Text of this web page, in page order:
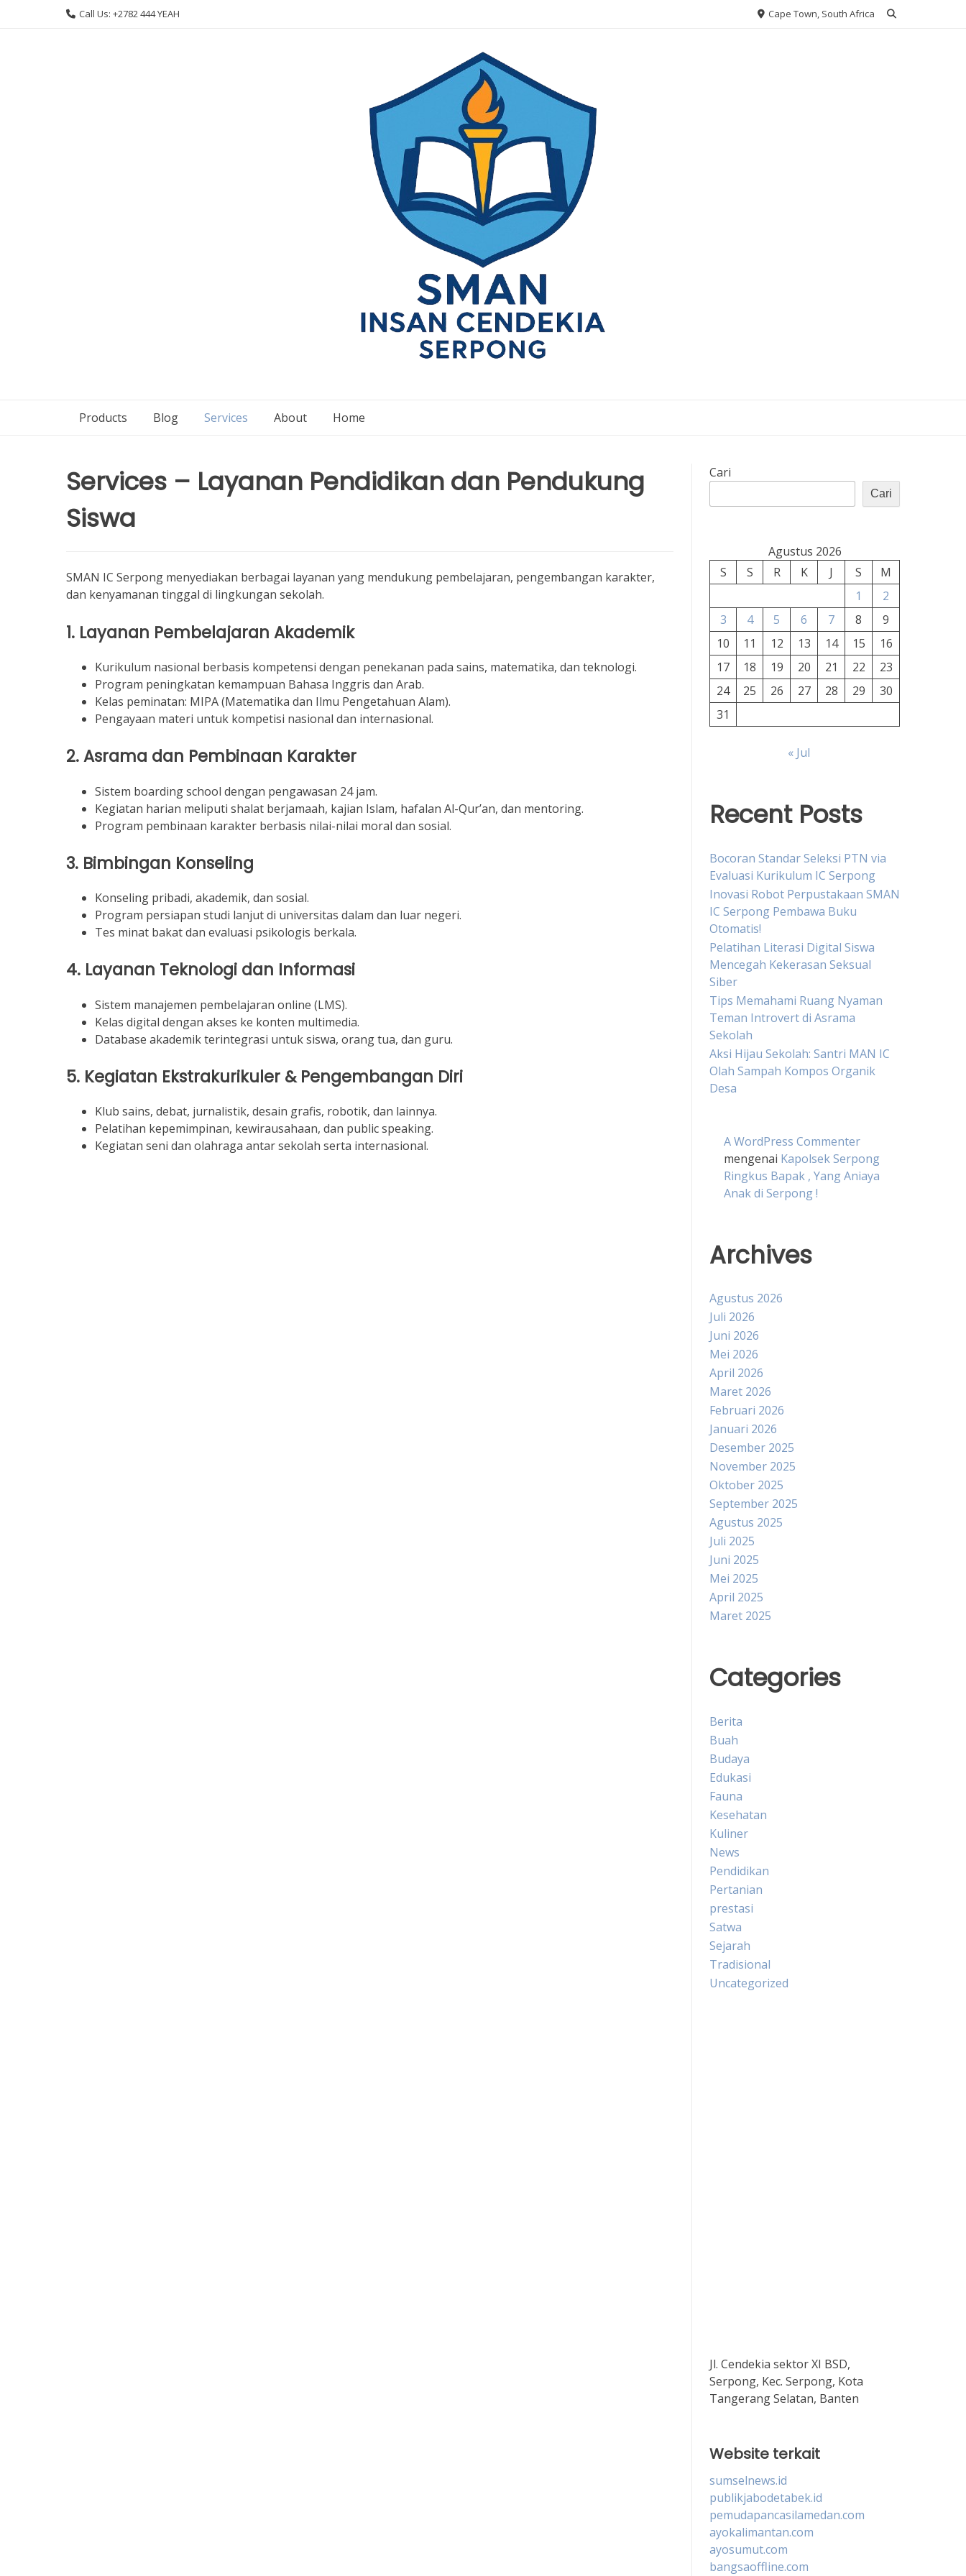
Call Us: +2782 444 YEAH Cape Town, South Africa
Products Blog Services About Home
Services – Layanan Pendidikan dan Pendukung
Siswa
SMAN IC Serpong menyediakan berbagai layanan yang mendukung pembelajaran, pengembangan karakter,
dan kenyamanan tinggal di lingkungan sekolah.
1. Layanan Pembelajaran Akademik
Kurikulum nasional berbasis kompetensi dengan penekanan pada sains, matematika, dan teknologi.
Program peningkatan kemampuan Bahasa Inggris dan Arab.
Kelas peminatan: MIPA (Matematika dan Ilmu Pengetahuan Alam).
Pengayaan materi untuk kompetisi nasional dan internasional.
2.Asrama dan Pembinaan Karakter
Sistem boarding school dengan pengawasan 24 jam.
Kegiatan harian meliputi shalat berjamaah, kajian Islam, hafalan Al-Qur’an, dan mentoring.
Program pembinaan karakter berbasis nilai-nilai moral dan sosial.
3. Bimbingan Konseling
Konseling pribadi, akademik, dan sosial.
Program persiapan studi lanjut di universitas dalam dan luar negeri.
Tes minat bakat dan evaluasi psikologis berkala.
4. Layanan Teknologi dan Informasi
Sistem manajemen pembelajaran online (LMS).
Kelas digital dengan akses ke konten multimedia.
Database akademik terintegrasi untuk siswa, orang tua, dan guru.
5. Kegiatan Ekstrakurikuler & Pengembangan Diri
Klub sains, debat, jurnalistik, desain grafis, robotik, dan lainnya.
Pelatihan kepemimpinan, kewirausahaan, dan public speaking.
Kegiatan seni dan olahraga antar sekolah serta internasional.
Cari
Cari
Agustus 2026
S
S R K J S
M
1
2
3
4 5 6 7 8
9
10
11 12 13 14 15
16
17
18 19 20 21 22
23
24
25 26 27 28 29
30
31
« Jul
Recent Posts
Bocoran Standar Seleksi PTN via
Evaluasi Kurikulum IC Serpong
Inovasi Robot Perpustakaan SMAN
IC Serpong Pembawa Buku
Otomatis!
Pelatihan Literasi Digital Siswa
Mencegah Kekerasan Seksual
Siber
Tips Memahami Ruang Nyaman
Teman Introvert di Asrama
Sekolah
Aksi Hijau Sekolah: Santri MAN IC
Olah Sampah Kompos Organik
Desa
A WordPress Commenter
mengenai Kapolsek Serpong
Ringkus Bapak , Yang Aniaya
Anak di Serpong !
Archives
Agustus 2026
Juli 2026
Juni 2026
Mei 2026
April 2026
Maret 2026
Februari 2026
Januari 2026
Desember 2025
November 2025
Oktober 2025
September 2025
Agustus 2025
Juli 2025
Juni 2025
Mei 2025
April 2025
Maret 2025
Categories
Berita
Buah
Budaya
Edukasi
Fauna
Kesehatan
Kuliner
News
Pendidikan
Pertanian
prestasi
Satwa
Sejarah
Tradisional
Uncategorized
Jl. Cendekia sektor XI BSD,
Serpong, Kec. Serpong, Kota
Tangerang Selatan, Banten
Website terkait
sumselnews.id
publikjabodetabek.id
pemudapancasilamedan.com
ayokalimantan.com
ayosumut.com
bangsaoffline.com